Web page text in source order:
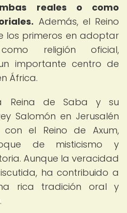
reales o como
Además, el Reino
los primeros en adoptar
religión oficial,
importante centro de
África.
Reina de Saba y su
Salomón en Jerusalén
el Reino de Axum,
de misticismo y
Aunque la veracidad
ha contribuido a
rica tradición oral y